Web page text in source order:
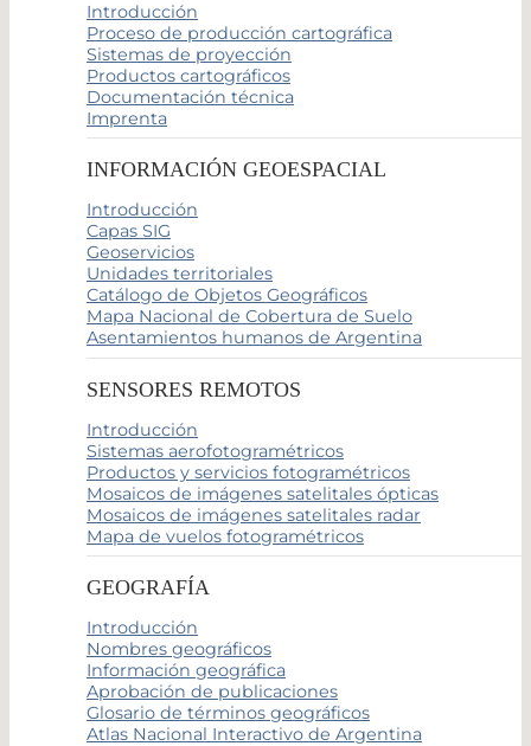
Introducción
Proceso de producción cartográfica
Sistemas de proyección
Productos cartográficos
Documentación técnica
Imprenta
INFORMACIÓN GEOESPACIAL
Introducción
Capas SIG
Geoservicios
Unidades territoriales
Catálogo de Objetos Geográficos
Mapa Nacional de Cobertura de Suelo
Asentamientos humanos de Argentina
SENSORES REMOTOS
Introducción
Sistemas aerofotogramétricos
Productos y servicios fotogramétricos
Mosaicos de imágenes satelitales ópticas
Mosaicos de imágenes satelitales radar
Mapa de vuelos fotogramétricos
GEOGRAFÍA
Introducción
Nombres geográficos
Información geográfica
Aprobación de publicaciones
Glosario de términos geográficos
Atlas Nacional Interactivo de Argentina